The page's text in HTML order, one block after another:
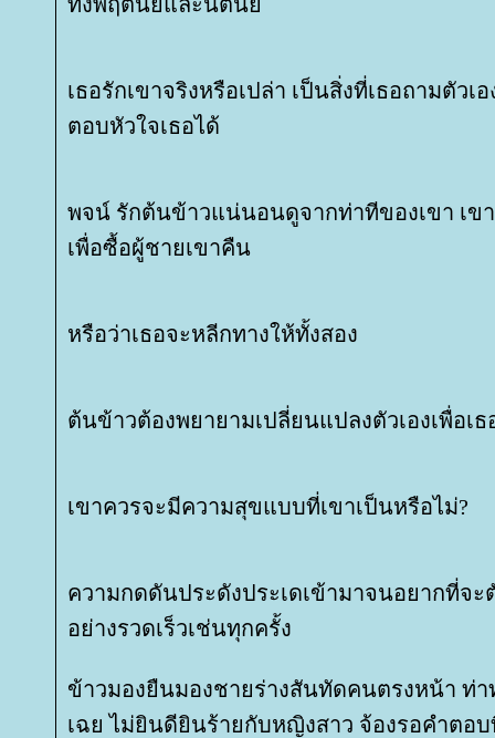
เธอรักเขาจริงหรือเปล่า เป็นสิ่งที่เธอถามตัวเ
ตอบหัวใจเธอได้
พจน์ รักต้นข้าวแน่นอนดูจากท่าทีของเขา เข
เพื่อซื้อผู้ชายเขาคืน
หรือว่าเธอจะหลีกทางให้ทั้งสอง
ต้นข้าวต้องพยายามเปลี่ยนแปลงตัวเองเพื่อเธ
เขาควรจะมีความสุขแบบที่เขาเป็นหรือไม่?
ความกดดันประดังประเดเข้ามาจนอยากที่จ
อย่างรวดเร็วเช่นทุกครั้ง
ข้าวมองยืนมองชายร่างสันทัดคนตรงหน้า ท่า
เฉย ไม่ยินดียินร้ายกับหญิงสาว จ้องรอคำตอบ